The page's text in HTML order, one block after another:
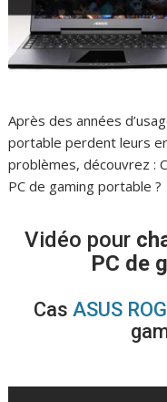
Après des années
portable perdent leurs
problèmes, découvrez :
PC de gaming portable ?
Vidéo pour
PC de
Cas ASUS